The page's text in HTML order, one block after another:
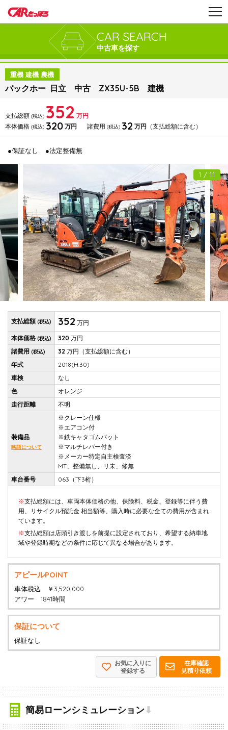
CAR SEARCH
中古車を探す
重機 建機 農機
バックホー 日立 中古 ZX35U-5B 建機
支払総額 (税込) 352 万円
本体価格 (税込) 320 万円 諸費用 (税込) 32 万円 （支払総額に含む）
●保証なし ●法定整備無
1 / 11
支払総額 (税込) 352 万円
本体価格 (税込) 320 万円
諸費用 (税込) 32 万円 （支払総額に含む）
年式
2018(H.30)
車検
なし
色
オレンジ
走行距離
不明
装備品
略語について
※クレーン仕様
※エアコン付
※鉄キャタゴムパット
※マルチレバー付き
※メーカー特定自主検査済
MT、整備無し、リ未、修無
車台番号
063（下3桁）
※支払総額には、車両本体価格の他、保険料、税金、登録等に伴う費
用、リサイクル預託金 相当額等、購入時に必要な全ての費用が含まれ
ています。
※支払総額は店頭引き渡しを前提に設定されており、希望する納車地
域や登録時期などの条件に応じて異なる場合があります。
アピールPOINT
車体税込 ￥3,520,000
アワー 1841時間
保証について
保証なし
在庫確認
見積り依頼
お気に入りに
登録する
簡易ローンシミュレーション⬇